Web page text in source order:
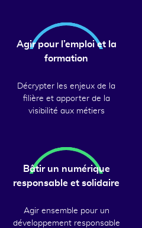
Agir pour l’emploi et la
formation
Décrypter les enjeux de la
filière et apporter de la
visibilité aux métiers
Bâtir un numérique
responsable et solidaire
Agir ensemble pour un
développement responsable